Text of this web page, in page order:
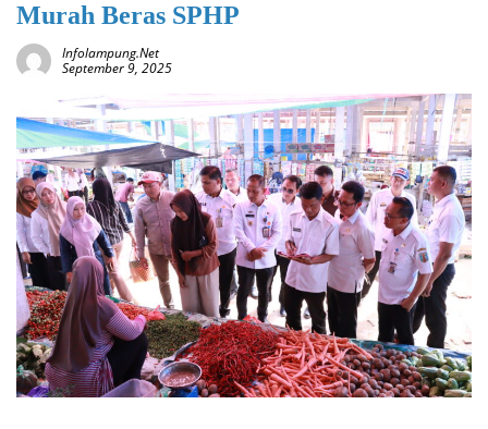
Murah Beras SPHP
Infolampung.net
September 9, 2025